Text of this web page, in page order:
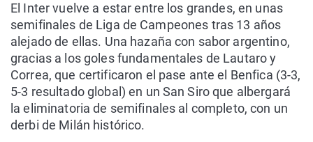
El Inter vuelve a estar entre los grandes, en unas
semifinales de Liga de Campeones tras 13 años
alejado de ellas. Una hazaña con sabor argentino,
gracias a los goles fundamentales de Lautaro y
Correa, que certificaron el pase ante el Benfica (3-3,
5-3 resultado global) en un San Siro que albergará
la eliminatoria de semifinales al completo, con un
derbi de Milán histórico.